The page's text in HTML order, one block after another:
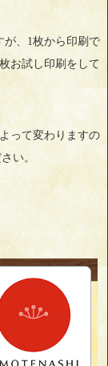
が、1枚から印刷で
お試し印刷をして
って変わりますの
い。